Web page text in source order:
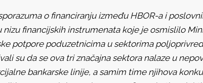
o financiranju između HBOR-a i
financijskih instrumenata koje je osmislilo
potpore poduzetnicima u sektorima
su da se ova tri značajna sektora nalaze u
bankarske linije, a samim time njihova